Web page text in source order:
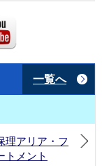
一覧へ
理アリア・フ
トメント